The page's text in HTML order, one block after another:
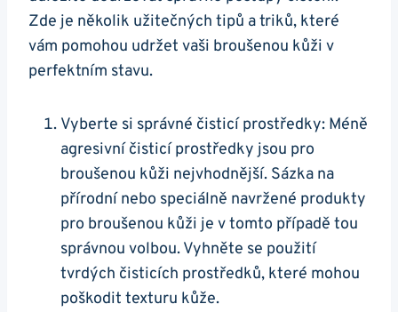
Zde je ‌několik užitečných tipů a triků, ‌které
vám pomohou udržet ⁢vaši broušenou kůži v
perfektním stavu.
Vyberte si správné čisticí ⁢prostředky: Méně
agresivní čisticí prostředky jsou pro
broušenou kůži nejvhodnější. Sázka na
přírodní nebo speciálně navržené produkty
pro broušenou kůži je v tomto případě tou
správnou volbou. Vyhněte se použití
tvrdých⁢ čisticích⁢ prostředků, které mohou‌
poškodit texturu kůže.